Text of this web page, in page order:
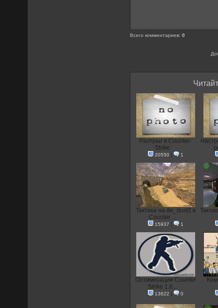
Всего комментариев:0
Распрыг в Counter-
Strike
20550 | 1
Тактика на de_dust2 в
Counter ...
15937 | 1
Оптимизация Counter
Strike 1.6...
13622 | 0